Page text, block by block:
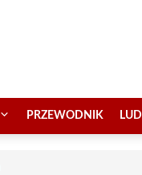
PRZEWODNIK